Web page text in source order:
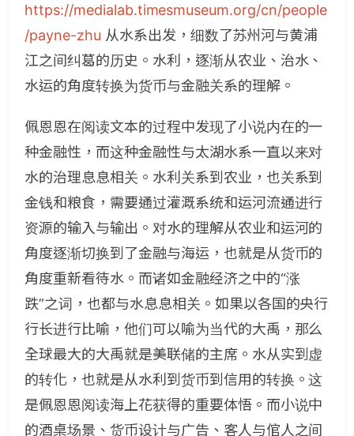
https://medialab.timesmuseum.org/cn/people
/payne-zhu 从水系出发，细数了苏州河与黄浦
江之间纠葛的历史。水利，逐渐从农业、治水、
水运的角度转换为货币与金融关系的理解。
佩恩恩在阅读文本的过程中发现了小说内在的一
种金融性，而这种金融性与太湖水系一直以来对
水的治理息息相关。水利关系到农业，也关系到
金钱和粮食，需要通过灌溉系统和运河流通进行
资源的输入与输出。对水的理解从农业和运河的
角度逐渐切换到了金融与海运，也就是从货币的
角度重新看待水。而诸如金融经济之中的“涨
跌”之词，也都与水息息相关。如果以各国的央行
行长进行比喻，他们可以喻为当代的大禹，那么
全球最大的大禹就是美联储的主席。水从实到虚
的转化，也就是从水利到货币到信用的转换。这
是佩恩恩阅读海上花获得的重要体悟。而小说中
的酒桌场景、货币设计与广告、客人与倌人之间